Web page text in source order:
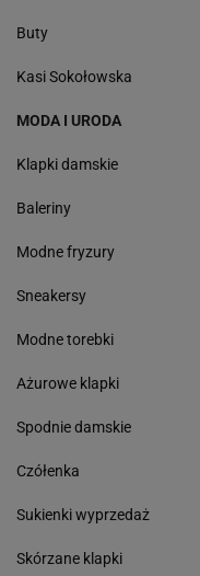
Buty
Kasi Sokołowska
MODA I URODA
Klapki damskie
Baleriny
Modne fryzury
Sneakersy
Modne torebki
Ażurowe klapki
Spodnie damskie
Czółenka
Sukienki wyprzedaż
Skórzane klapki